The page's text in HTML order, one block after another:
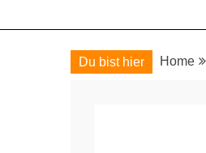
Du bist hier Home